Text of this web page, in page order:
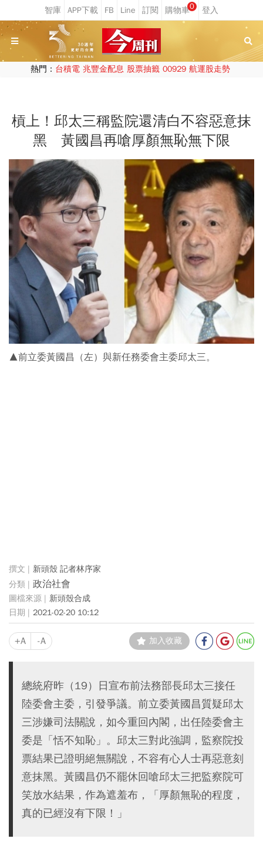
0
熱門： 台積電 兆豐金配息 股票抽籤 00929 航運股走勢
槓上！邱太三稱監院還清白不容惡意抹
黑 黃國昌再嗆厚顏無恥無下限
▲前立委黃國昌（左）與新任務委會主委邱太三。
新頭殼 記者林序家
政治社會
新頭殼合成
2021-02-20 10:12
+A -A 加入收藏
總統府昨（19）日宣布前法務部長邱太三接任
陸委會主委，引發爭議。前立委黃國昌質疑邱太
三涉嫌司法關說，如今重回內閣，出任陸委會主
委是「恬不知恥」。邱太三對此強調，監察院投
票結果已證明絕無關說，不容有心人士再惡意刻
意抹黑。黃國昌仍不罷休回嗆邱太三把監察院可
笑放水結果，作為遮羞布，「厚顏無恥的程度，
真的已經沒有下限！」